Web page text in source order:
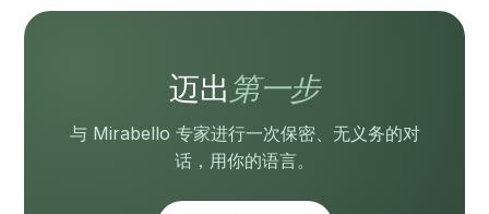
迈出 第一步
与 Mirabello 专家进行一次保密、无义务的对
话，用你的语言。